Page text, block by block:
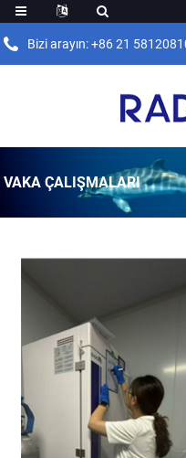
Bizi arayın: +86 21
VAKA ÇALIŞMALARI